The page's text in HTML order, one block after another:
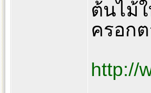
ต้นไม้
ครอก
http://